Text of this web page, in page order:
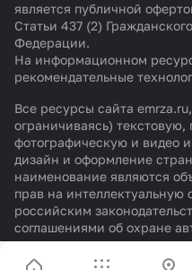
является публичной
Статьи 437 (2)
Федерации.
На информационном
рекомендательные
Все ресурсы сайта
ограничиваясь) текстовую,
фотографическую и видео
дизайн и оформление
наименование являются
прав на
российским
соглашениями об охране